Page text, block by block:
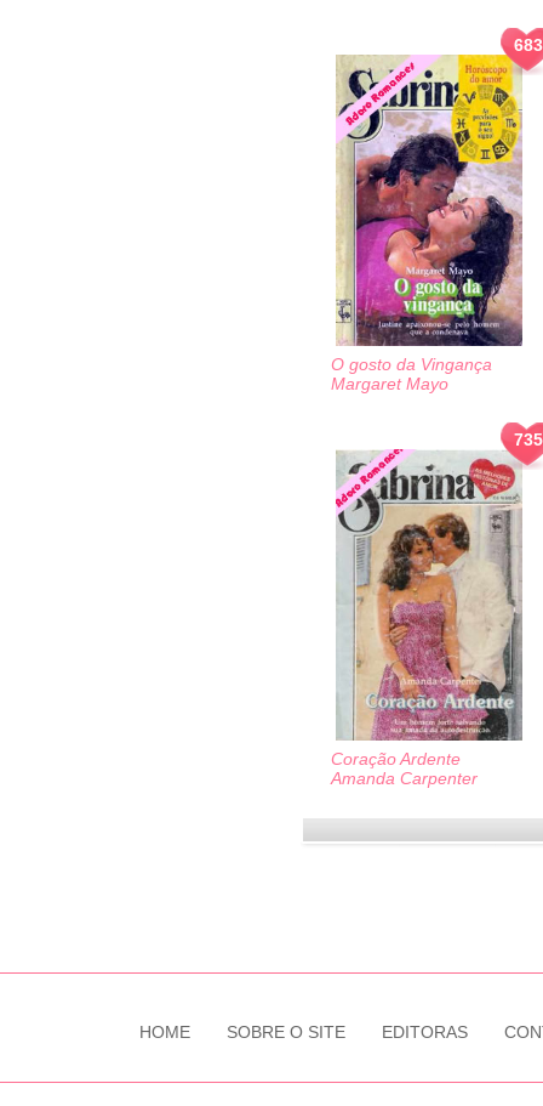
683
O gosto da Vingança
Margaret Mayo
735
Coração Ardente
Amanda Carpenter
HOME SOBRE O SITE EDITORAS